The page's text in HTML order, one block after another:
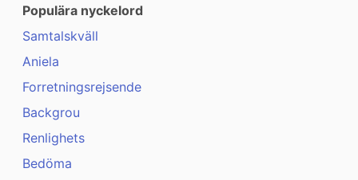
Populära nyckelord
Samtalskväll
Aniela
Forretningsrejsende
Backgrou
Renlighets
Bedöma